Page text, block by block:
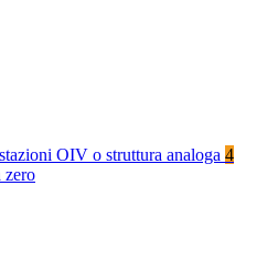
OIV o struttura analoga 4
zero